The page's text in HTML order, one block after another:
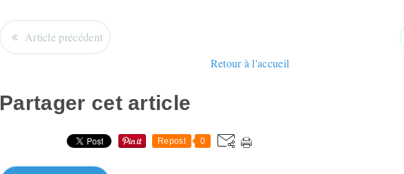
Article précédent
Retour à l'accueil
Partager cet article
Repost 0